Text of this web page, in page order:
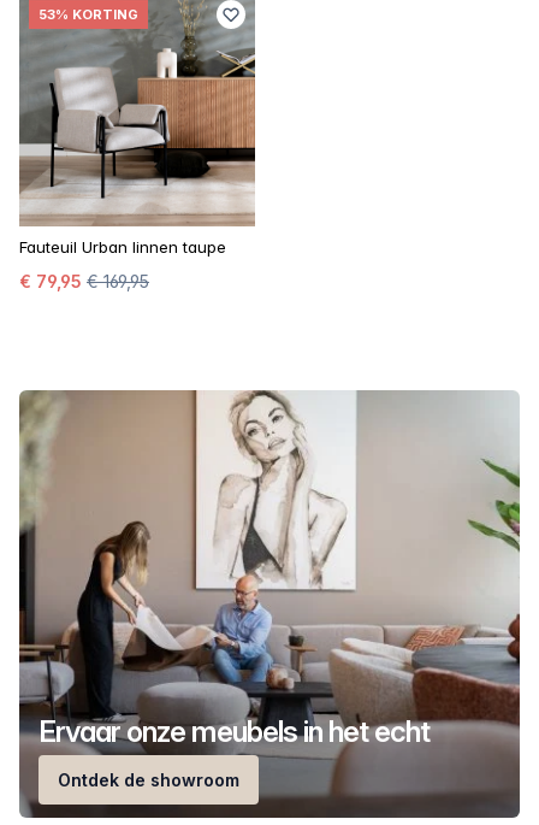
53% KORTING
Fauteuil Urban linnen taupe
€ 79,95 € 169,95
Ervaar onze meubels in het echt
Ontdek de showroom